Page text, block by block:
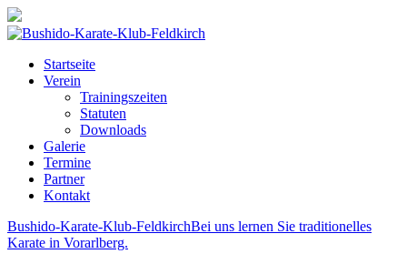
Startseite
Verein
Trainingszeiten
Statuten
Downloads
Galerie
Termine
Partner
Kontakt
Bushido-Karate-Klub-FeldkirchBei uns lernen Sie traditionelles
Karate in Vorarlberg.